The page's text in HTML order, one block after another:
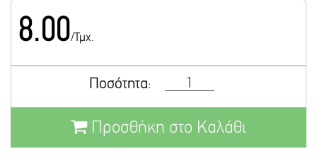
8.00/Τμχ.
Ποσότητα:
Προσθήκη στο Καλάθι